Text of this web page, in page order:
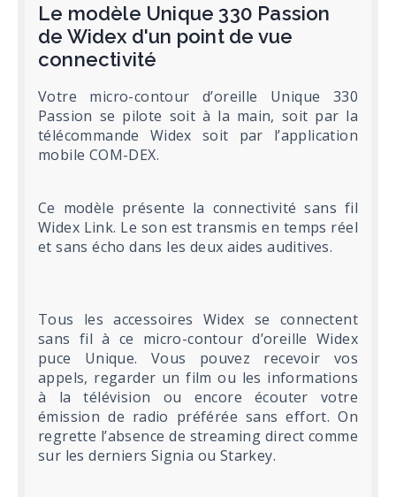
Le modèle Unique 330 Passion
de Widex d'un point de vue
connectivité
Votre micro-contour d’oreille Unique 330
Passion se pilote soit à la main, soit par la
télécommande Widex soit par l’application
mobile COM-DEX.
Ce modèle présente la connectivité sans fil
Widex Link. Le son est transmis en temps réel
et sans écho dans les deux aides auditives.
Tous les accessoires Widex se connectent
sans fil à ce micro-contour d’oreille Widex
puce Unique. Vous pouvez recevoir vos
appels, regarder un film ou les informations
à la télévision ou encore écouter votre
émission de radio préférée sans effort. On
regrette l’absence de streaming direct comme
sur les derniers Signia ou Starkey.